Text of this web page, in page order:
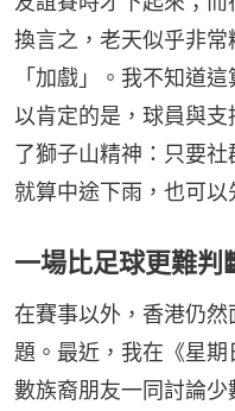
換言之，老天似乎非
「加戲」。我不知道
以肯定的是，球員與
了獅子山精神：只要社
就算中途下雨，也可以
一場比足球更難判
在賽事以外，香港仍
題。最近，我在《星
數族裔朋友一同討論